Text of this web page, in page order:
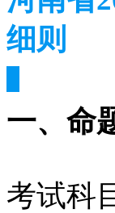
细则
一、命
考试科